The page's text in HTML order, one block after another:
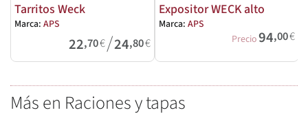
Tarritos Weck
Marca: APS
22,70€/24,80€
Expositor WECK alto
Marca: APS
Precio94,00€
Más en Raciones y tapas